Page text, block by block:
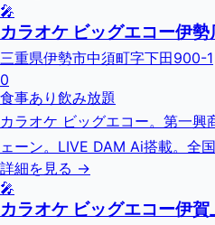
🎤
カラオケ ビッグエコー伊勢
三重県伊勢市中須町字下田900-1
0
食事あり 飲み放題
カラオケ ビッグエコー。第一興
ェーン。LIVE DAM Ai搭載。全
詳細を見る →
🎤
カラオケ ビッグエコー伊賀